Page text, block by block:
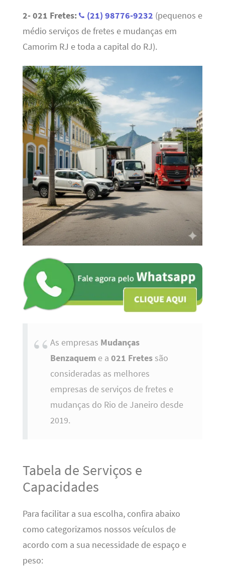
2- 021 Fretes: (21) 98776-9232 (pequenos e
médio serviços de fretes e mudanças em
Camorim RJ e toda a capital do RJ).
As empresas Mudanças
Benzaqueme a 021 Fretessão
consideradas as melhores
empresas de serviços de fretes e
mudanças do Rio de Janeiro desde
2019.
Tabela de Serviços e
Capacidades
Para facilitar a sua escolha, confira abaixo
como categorizamos nossos veículos de
acordo com a sua necessidade de espaço e
peso: